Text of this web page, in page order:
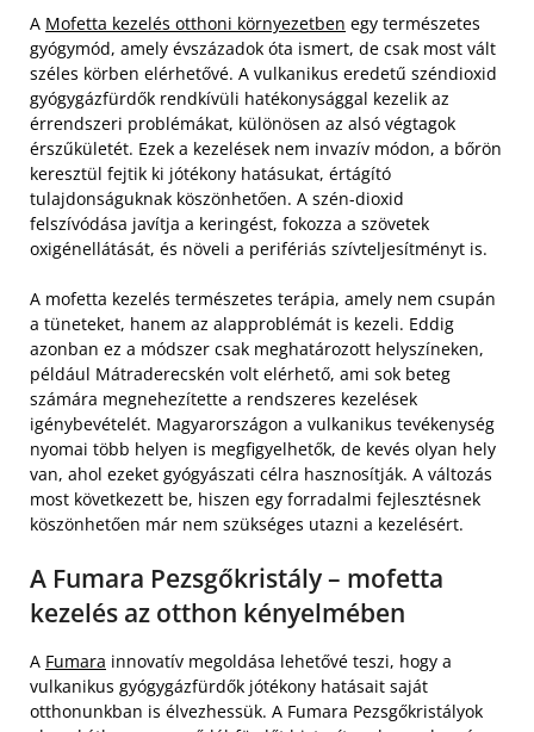
A Mofetta kezelés otthoni környezetben egy természetes
gyógymód, amely évszázadok óta ismert, de csak most vált
széles körben elérhetővé. A vulkanikus eredetű széndioxid
gyógygázfürdők rendkívüli hatékonysággal kezelik az
érrendszeri problémákat, különösen az alsó végtagok
érszűkületét. Ezek a kezelések nem invazív módon, a bőrön
keresztül fejtik ki jótékony hatásukat, értágító
tulajdonságuknak köszönhetően. A szén-dioxid
felszívódása javítja a keringést, fokozza a szövetek
oxigénellátását, és növeli a perifériás szívteljesítményt is.
A mofetta kezelés természetes terápia, amely nem csupán
a tüneteket, hanem az alapproblémát is kezeli. Eddig
azonban ez a módszer csak meghatározott helyszíneken,
például Mátraderecskén volt elérhető, ami sok beteg
számára megnehezítette a rendszeres kezelések
igénybevételét. Magyarországon a vulkanikus tevékenység
nyomai több helyen is megfigyelhetők, de kevés olyan hely
van, ahol ezeket gyógyászati célra hasznosítják. A változás
most következett be, hiszen egy forradalmi fejlesztésnek
köszönhetően már nem szükséges utazni a kezelésért.
A Fumara Pezsgőkristály – mofetta
kezelés az otthon kényelmében
A Fumara innovatív megoldása lehetővé teszi, hogy a
vulkanikus gyógygázfürdők jótékony hatásait saját
otthonunkban is élvezhessük. A Fumara Pezsgőkristályok